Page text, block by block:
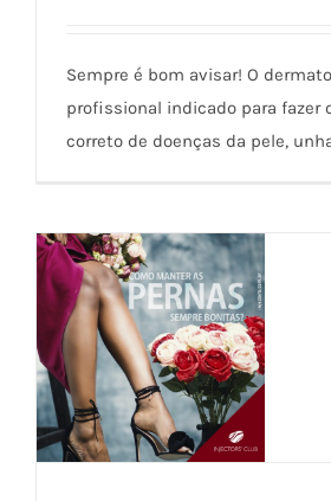
Sempre é bom avisar! O
profissional indicado para fazer
correto de doenças da pele,